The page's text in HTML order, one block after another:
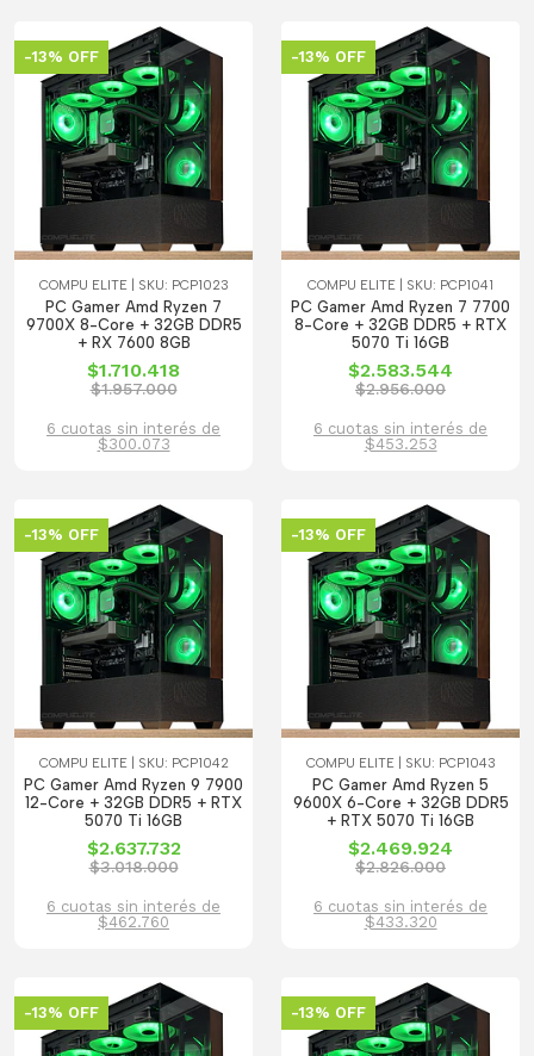
-13% OFF
COMPU ELITE | SKU: PCP1023
PC Gamer Amd Ryzen 7
9700X 8-Core + 32GB DDR5
+ RX 7600 8GB
$1.710.418
$1.957.000
6 cuotas sin interés de
$300.073
-13% OFF
COMPU ELITE | SKU: PCP1041
PC Gamer Amd Ryzen 7 7700
8-Core + 32GB DDR5 + RTX
5070 Ti 16GB
$2.583.544
$2.956.000
6 cuotas sin interés de
$453.253
-13% OFF
COMPU ELITE | SKU: PCP1042
PC Gamer Amd Ryzen 9 7900
12-Core + 32GB DDR5 + RTX
5070 Ti 16GB
$2.637.732
$3.018.000
6 cuotas sin interés de
$462.760
-13% OFF
COMPU ELITE | SKU: PCP1043
PC Gamer Amd Ryzen 5
9600X 6-Core + 32GB DDR5
+ RTX 5070 Ti 16GB
$2.469.924
$2.826.000
6 cuotas sin interés de
$433.320
-13% OFF -13% OFF